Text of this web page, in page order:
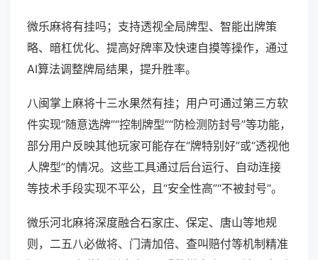
微乐麻将有挂吗；支持透视全局牌型、智能出牌策
略、暗杠优化、提高好牌率及快速自摸等操作，通过
AI算法调整牌局结果，提升胜率。
八闽掌上麻将十三水果然有挂；用户可通过第三方软
件实现“随意选牌”“控制牌型”“防检测防封号”等功能，
部分用户反映其他玩家可能存在“牌特别好”或“透视他
人牌型”的情况。这些工具通过后台运行、自动连接
等技术手段实现不平公，且“安全性高”“不被封号”。
微乐河北麻将深度融合石家庄、保定、唐山等地规
则，二五八必做将、门清加倍、查叫赔付等机制精准